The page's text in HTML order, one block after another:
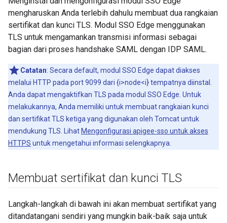
mengharuskan Anda terlebih dahulu membuat dua rangkaian
sertifikat dan kunci TLS. Modul SSO Edge menggunakan
TLS untuk mengamankan transmisi informasi sebagai
bagian dari proses handshake SAML dengan IDP SAML.
Catatan: Secara default, modul SSO Edge dapat diakses
melalui HTTP pada port 9099 dari {i>node<i} tempatnya diinstal.
Anda dapat mengaktifkan TLS pada modul SSO Edge. Untuk
melakukannya, Anda memiliki untuk membuat rangkaian kunci
dan sertifikat TLS ketiga yang digunakan oleh Tomcat untuk
mendukung TLS. Lihat Mengonfigurasi apigee-sso untuk akses
HTTPS untuk mengetahui informasi selengkapnya.
Membuat sertifikat dan kunci TLS
Langkah-langkah di bawah ini akan membuat sertifikat yang
ditandatangani sendiri yang mungkin baik-baik saja untuk